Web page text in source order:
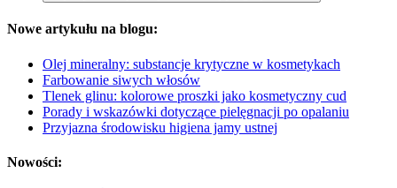
Nowe artykułu na blogu:
Olej mineralny: substancje krytyczne w kosmetykach
Farbowanie siwych włosów
Tlenek glinu: kolorowe proszki jako kosmetyczny cud
Porady i wskazówki dotyczące pielęgnacji po opalaniu
Przyjazna środowisku higiena jamy ustnej
Nowości: